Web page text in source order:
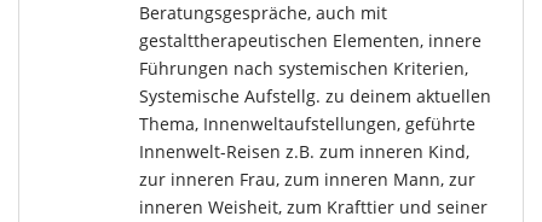
Beratungsgespräche, auch mit
gestalttherapeutischen Elementen, innere
Führungen nach systemischen Kriterien,
Systemische Aufstellg. zu deinem aktuellen
Thema, Innenweltaufstellungen, geführte
Innenwelt-Reisen z.B. zum inneren Kind,
zur inneren Frau, zum inneren Mann, zur
inneren Weisheit, zum Krafttier und seiner